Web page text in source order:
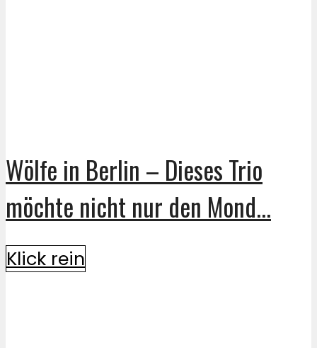
Wölfe in Berlin – Dieses Trio
möchte nicht nur den Mond...
Klick rein